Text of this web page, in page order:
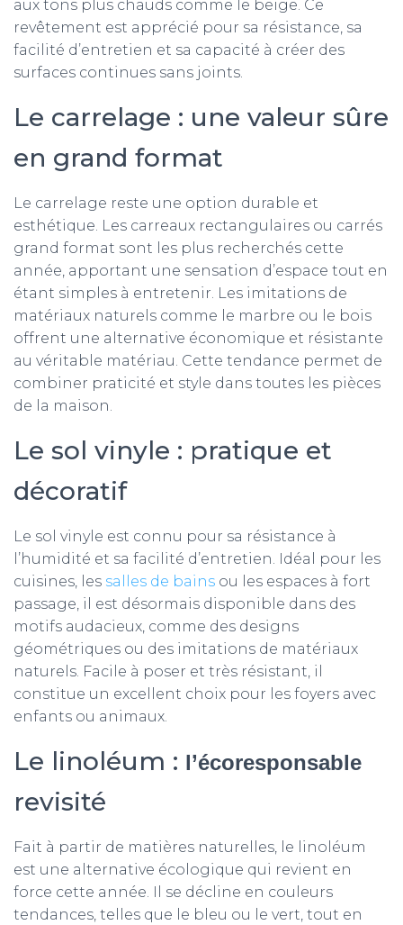
aux tons plus chauds comme le beige. Ce
revêtement est apprécié pour sa résistance, sa
facilité d’entretien et sa capacité à créer des
surfaces continues sans joints.
Le carrelage : une valeur sûre
en grand format
Le carrelage reste une option durable et
esthétique. Les carreaux rectangulaires ou carrés
grand format sont les plus recherchés cette
année, apportant une sensation d’espace tout en
étant simples à entretenir. Les imitations de
matériaux naturels comme le marbre ou le bois
offrent une alternative économique et résistante
au véritable matériau. Cette tendance permet de
combiner praticité et style dans toutes les pièces
de la maison.
Le sol vinyle : pratique et
décoratif
Le sol vinyle est connu pour sa résistance à
l’humidité et sa facilité d’entretien. Idéal pour les
cuisines, les salles de bains ou les espaces à fort
passage, il est désormais disponible dans des
motifs audacieux, comme des designs
géométriques ou des imitations de matériaux
naturels. Facile à poser et très résistant, il
constitue un excellent choix pour les foyers avec
enfants ou animaux.
Le linoléum : l’écoresponsable
revisité
Fait à partir de matières naturelles, le linoléum
est une alternative écologique qui revient en
force cette année. Il se décline en couleurs
tendances, telles que le bleu ou le vert, tout en